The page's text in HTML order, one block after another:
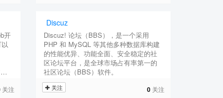
开
关注
Discuz
Discuz! 论坛（BBS），是一个采用
PHP 和 MySQL 等其他多种数据库构建
的性能优异、功能全面、安全稳定的社
区论坛平台，是全球市场占有率第一的
社区论坛（BBS）软件。
关注 0 关注